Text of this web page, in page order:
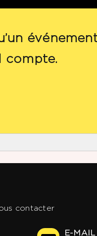
compte.
contacter
E-MAIL